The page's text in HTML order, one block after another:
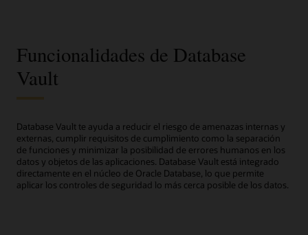
Funcionalidades de Database
Vault
Database Vault te ayuda a reducir el riesgo de amenazas internas y
externas, cumplir requisitos de cumplimiento como la separación
de funciones y minimizar la posibilidad de errores humanos en los
datos y objetos de las aplicaciones. Database Vault está integrado
directamente en el núcleo de Oracle Database, lo que permite
aplicar los controles de seguridad lo más cerca posible de los datos.